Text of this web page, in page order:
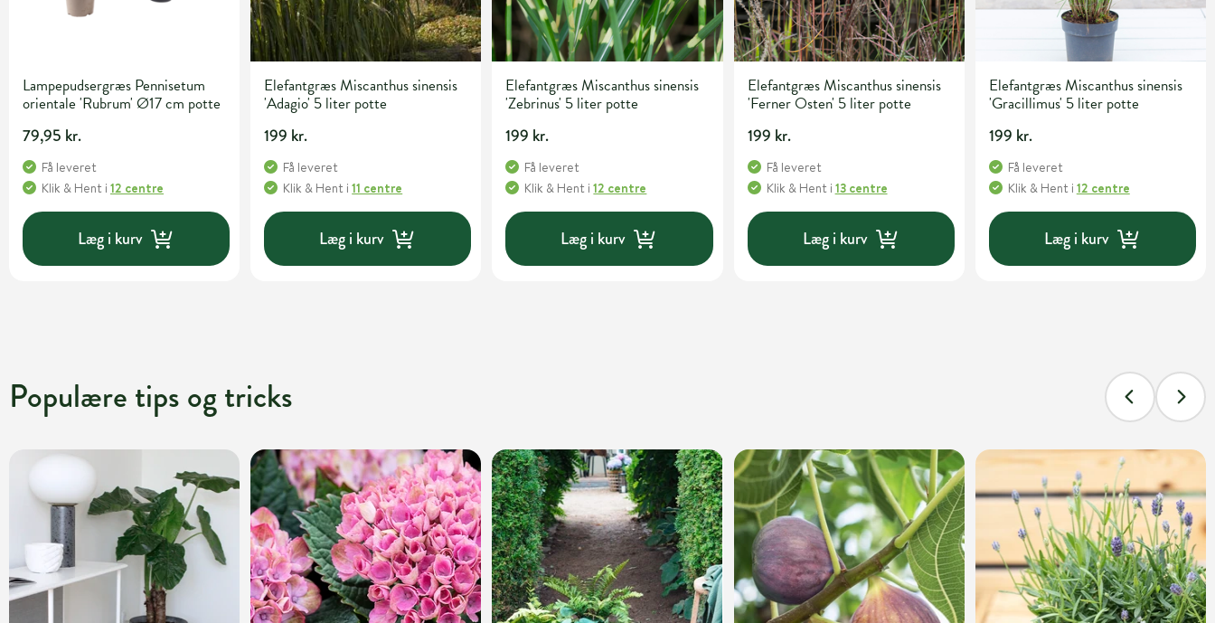
Lampepudsergræs Pennisetum
orientale 'Rubrum' Ø17 cm potte
79,95 kr.
Få leveret
Klik & Hent i 12 centre
Læg i kurv
Elefantgræs Miscanthus sinensis
'Adagio' 5 liter potte
199 kr.
Få leveret
Klik & Hent i11 centre
Læg i kurv
Elefantgræs Miscanthus sinensis
'Zebrinus' 5 liter potte
199 kr.
Få leveret
Klik & Hent i12 centre
Læg i kurv
Elefantgræs Miscanthus sinensis
'Ferner Osten' 5 liter potte
199 kr.
Få leveret
Klik & Hent i 13 centre
Læg i kurv
Elefantgræs Miscanthus sinensis
'Gracillimus' 5 liter potte
199 kr.
Få leveret
Klik & Hent i 12 centre
Læg i kurv
Populære tips og tricks